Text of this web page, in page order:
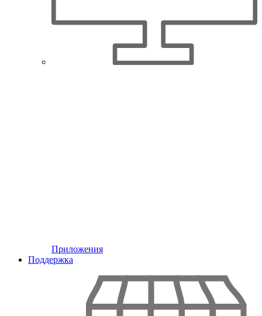
Приложения
Поддержка